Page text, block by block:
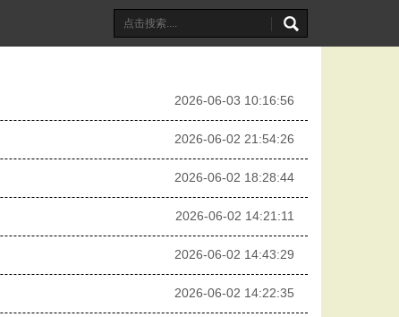
2026-06-03 10:16:56
2026-06-02 21:54:26
2026-06-02 18:28:44
2026-06-02 14:21:11
2026-06-02 14:43:29
2026-06-02 14:22:35